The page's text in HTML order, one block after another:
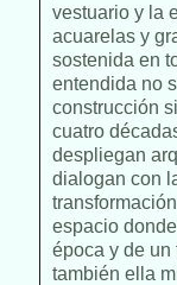
vestuario y la
acuarelas y
sostenida en
entendida no
construcción
cuatro
despliegan
dialogan con
espacio
época y de un
también ella